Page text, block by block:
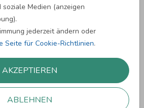
Medien (anzeigen
jederzeit ändern oder
Seite für Cookie-Richtlinien.
AKZEPTIEREN
ABLEHNEN